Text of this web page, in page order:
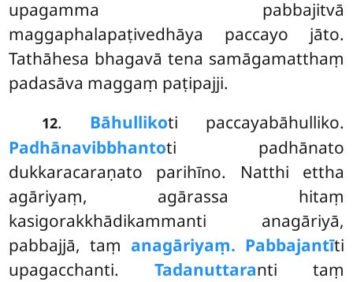
upagamma pabbajitvā
maggaphalapaṭivedhāya paccayo jāto.
Tathāhesa bhagavā tena samāgamatthaṃ
padasāva maggaṃ paṭipajji.
12. Bāhullikoti paccayabāhulliko.
Padhānavibbhantoti padhānato
dukkaracaraṇato parihīno. Natthi ettha
agāriyaṃ, agārassa hitaṃ
kasigorakkhādikammanti anagāriyā,
pabbajjā, taṃ anagāriyaṃ. Pabbajantīti
upagacchanti. Tadanuttaranti taṃ